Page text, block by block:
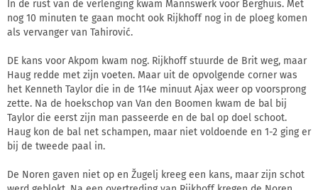
In de rust van de verlenging kwam Mannswerk voor Berghuis. Met
nog 10 minuten te gaan mocht ook Rijkhoff nog in de ploeg komen
als vervanger van Tahirović.
DE kans voor Akpom kwam nog. Rijkhoff stuurde de Brit weg, maar
Haug redde met zijn voeten. Maar uit de opvolgende corner was
het Kenneth Taylor die in de 114e minuut Ajax weer op voorsprong
zette. Na de hoekschop van Van den Boomen kwam de bal bij
Taylor die eerst zijn man passeerde en de bal op doel schoot.
Haug kon de bal net schampen, maar niet voldoende en 1-2 ging er
bij de tweede paal in.
De Noren gaven niet op en Žugelj kreeg een kans, maar zijn schot